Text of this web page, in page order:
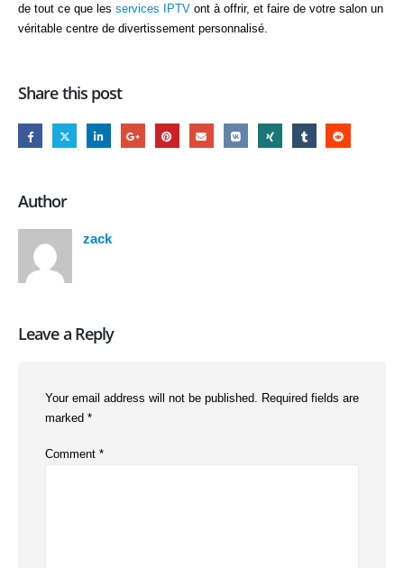
de tout ce que les services IPTV ont à offrir, et faire de votre salon un
véritable centre de divertissement personnalisé.
Share this post
Author
zack
Leave a Reply
Your email address will not be published. Required fields are
marked *
Comment *